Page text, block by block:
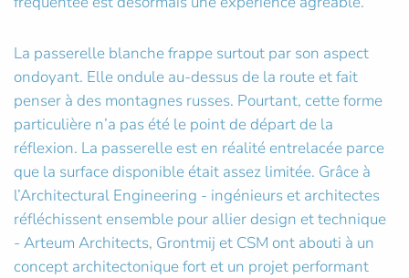
La passerelle blanche frappe surtout par son aspect
ondoyant. Elle ondule au-dessus de la route et fait
penser à des montagnes russes. Pourtant, cette forme
particulière n’a pas été le point de départ de la
réflexion. La passerelle est en réalité entrelacée parce
que la surface disponible était assez limitée. Grâce à
l’Architectural Engineering - ingénieurs et architectes
réfléchissent ensemble pour allier design et technique
- Arteum Architects, Grontmij et CSM ont abouti à un
concept architectonique fort et un projet performant